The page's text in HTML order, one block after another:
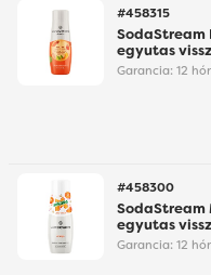
#458315
SodaStream
egyutas
Garancia: 12
#458300
SodaStream
egyutas
Garancia: 12